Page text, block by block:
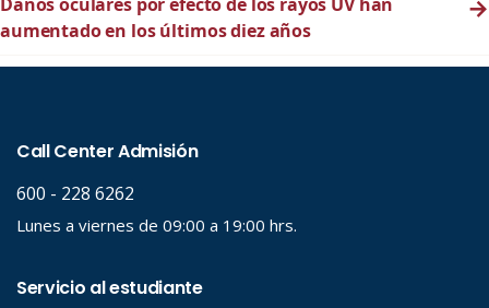
aumentado en los últimos diez años
→